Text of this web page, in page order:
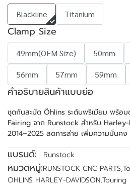
Blackline Titanium
Clamp Size
49mm(OEM Size) 50mm
56mm
57mm 59mm
คำอธิบายสินค้าแบบย่อ
ชุดกันสะบัด Öhlins ระดับพรีเมียม พร้อ
Fairing จาก Runstock สำหรับ
2014–2025 ลดการส่าย เพิ่มความมั่นค
แบรนด์: Runstock
หมวดหมู่:RUNSTOCK CNC PARTS,
OHLINS HARLEY-DAVIDSON,Touring